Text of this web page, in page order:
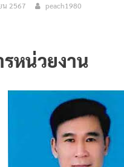
น 2567 peach1980
หน่วยงาน